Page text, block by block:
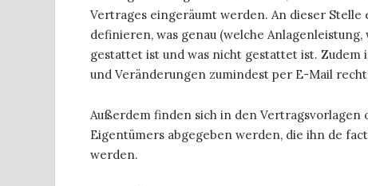
Vertrages eingeräumt werden. An dieser
definieren, was genau (welche
gestattet ist und was nicht gestattet ist.
und Veränderungen zumindest per E-Mail
Außerdem finden sich in den
Eigentümers abgegeben werden, die ihn de
werden.